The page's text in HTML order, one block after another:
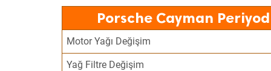
Porsche Cayman
Motor Yağı Değişim
Yağ Filtre Değişim